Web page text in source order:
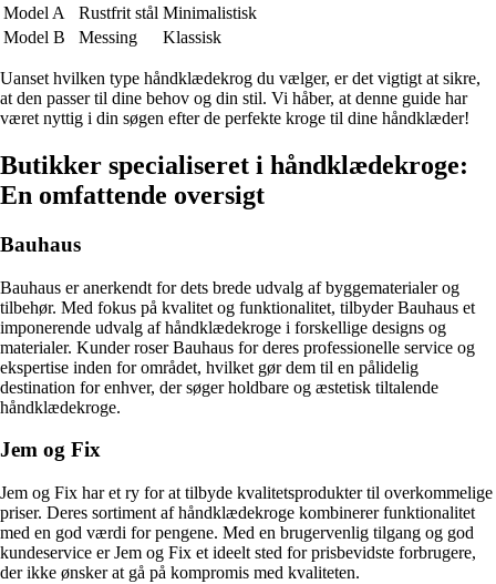
Model A
Rustfrit stål Minimalistisk
Model B
Messing Klassisk
Uanset hvilken type håndklædekrog du vælger, er det vigtigt at sikre,
at den passer til dine behov og din stil. Vi håber, at denne guide har
været nyttig i din søgen efter de perfekte kroge til dine håndklæder!
Butikker specialiseret i håndklædekroge:
En omfattende oversigt
Bauhaus
Bauhaus er anerkendt for dets brede udvalg af byggematerialer og
tilbehør. Med fokus på kvalitet og funktionalitet, tilbyder Bauhaus et
imponerende udvalg af håndklædekroge i forskellige designs og
materialer. Kunder roser Bauhaus for deres professionelle service og
ekspertise inden for området, hvilket gør dem til en pålidelig
destination for enhver, der søger holdbare og æstetisk tiltalende
håndklædekroge.
Jem og Fix
Jem og Fix har et ry for at tilbyde kvalitetsprodukter til overkommelige
priser. Deres sortiment af håndklædekroge kombinerer funktionalitet
med en god værdi for pengene. Med en brugervenlig tilgang og god
kundeservice er Jem og Fix et ideelt sted for prisbevidste forbrugere,
der ikke ønsker at gå på kompromis med kvaliteten.